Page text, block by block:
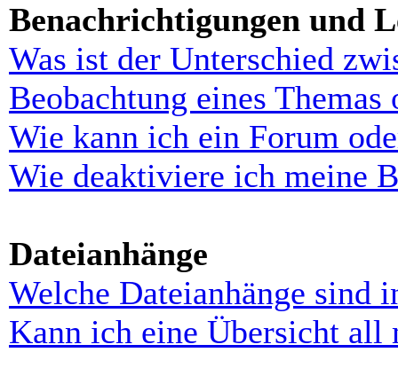
Benachrichtigungen und
Was ist der Unterschied
Beobachtung eines Themas
Wie kann ich ein Forum
Wie deaktiviere ich meine
Dateianhänge
Welche Dateianhänge sind
Kann ich eine Übersicht all